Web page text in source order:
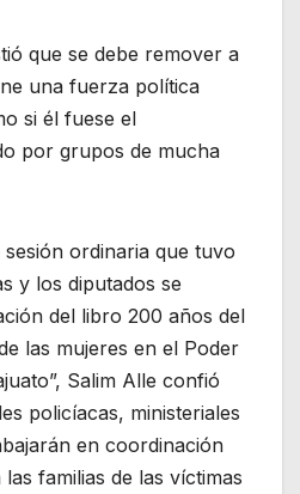
que se debe remover a
una fuerza política
si él fuese el
por grupos de mucha
ordinaria que tuvo
y los diputados se
del libro 200 años del
las mujeres en el Poder
Salim Alle confió
policíacas, ministeriales
en coordinación
familias de las víctimas